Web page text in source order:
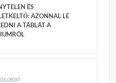
ÉS
AZONNAL LE
A TÁBLÁT A